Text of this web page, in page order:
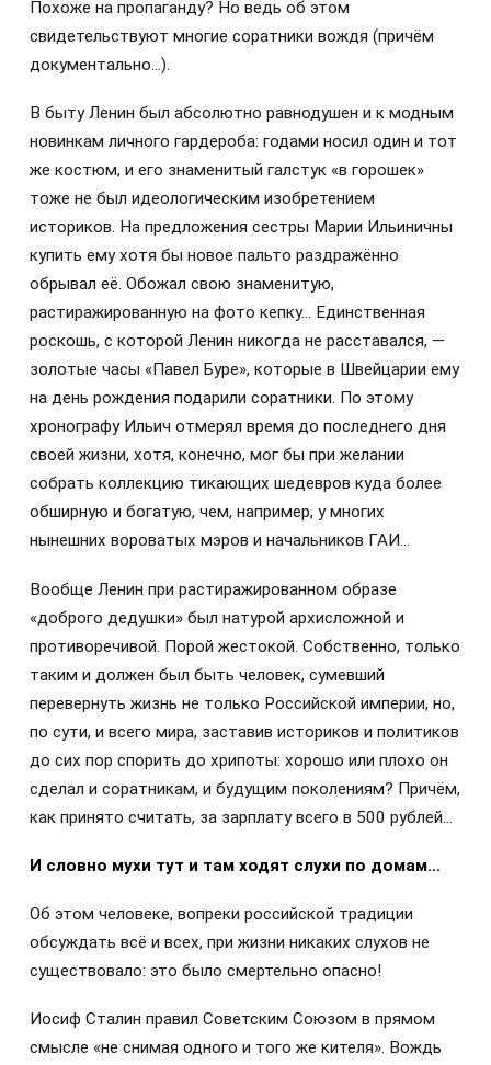
Похоже на пропаганду? Но ведь об этом
свидетельствуют многие соратники вождя (причём
документально…).
В быту Ленин был абсолютно равнодушен и к модным
новинкам личного гардероба: годами носил один и тот
же костюм, и его знаменитый галстук «в горошек»
тоже не был идеологическим изобретением
историков. На предложения сестры Марии Ильиничны
купить ему хотя бы новое пальто раздражённо
обрывал её. Обожал свою знаменитую,
растиражированную на фото кепку… Единственная
роскошь, с которой Ленин никогда не расставался, —
золотые часы «Павел Буре», которые в Швейцарии ему
на день рождения подарили соратники. По этому
хронографу Ильич отмерял время до последнего дня
своей жизни, хотя, конечно, мог бы при желании
собрать коллекцию тикающих шедевров куда более
обширную и богатую, чем, например, у многих
нынешних вороватых мэров и начальников ГАИ…
Вообще Ленин при растиражированном образе
«доброго дедушки» был натурой архисложной и
противоречивой. Порой жестокой. Собственно, только
таким и должен был быть человек, сумевший
перевернуть жизнь не только Российской империи, но,
по сути, и всего мира, заставив историков и политиков
до сих пор спорить до хрипоты: хорошо или плохо он
сделал и соратникам, и будущим поколениям? Причём,
как принято считать, за зарплату всего в 500 рублей…
И словно мухи тут и там ходят слухи по домам…
Об этом человеке, вопреки российской традиции
обсуждать всё и всех, при жизни никаких слухов не
существовало: это было смертельно опасно!
Иосиф Сталин правил Советским Союзом в прямом
смысле «не снимая одного и того же кителя». Вождь